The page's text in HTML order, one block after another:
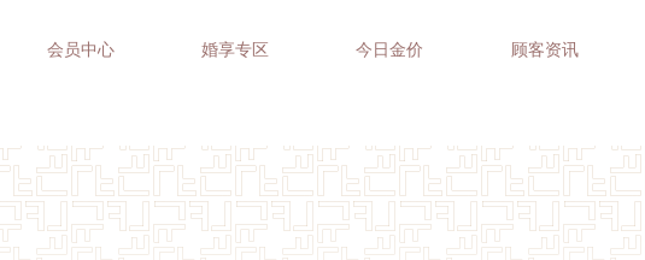
会员中心 婚享专区 今日金价 顾客资讯